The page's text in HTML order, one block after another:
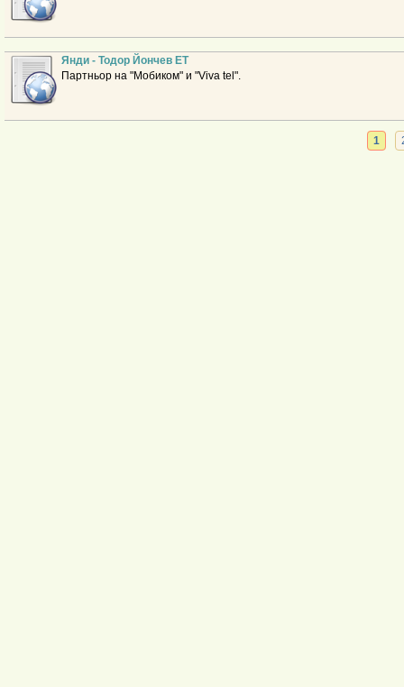
Янди - Тодор Йончев ЕТ
Партньор на "Мобиком" и "Viva tel".
1